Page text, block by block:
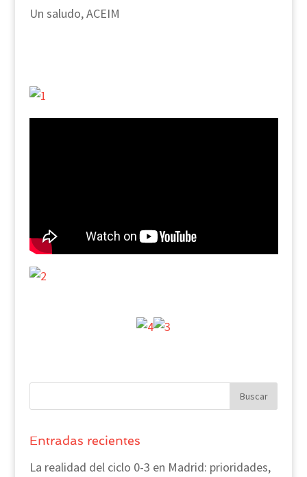
Un saludo, ACEIM
Entradas recientes
La realidad del ciclo 0-3 en Madrid: prioridades,